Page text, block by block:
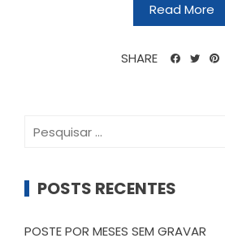
Read More
SHARE
Pesquisar
POSTS RECENTES
POSTE POR MESES SEM GRAVAR